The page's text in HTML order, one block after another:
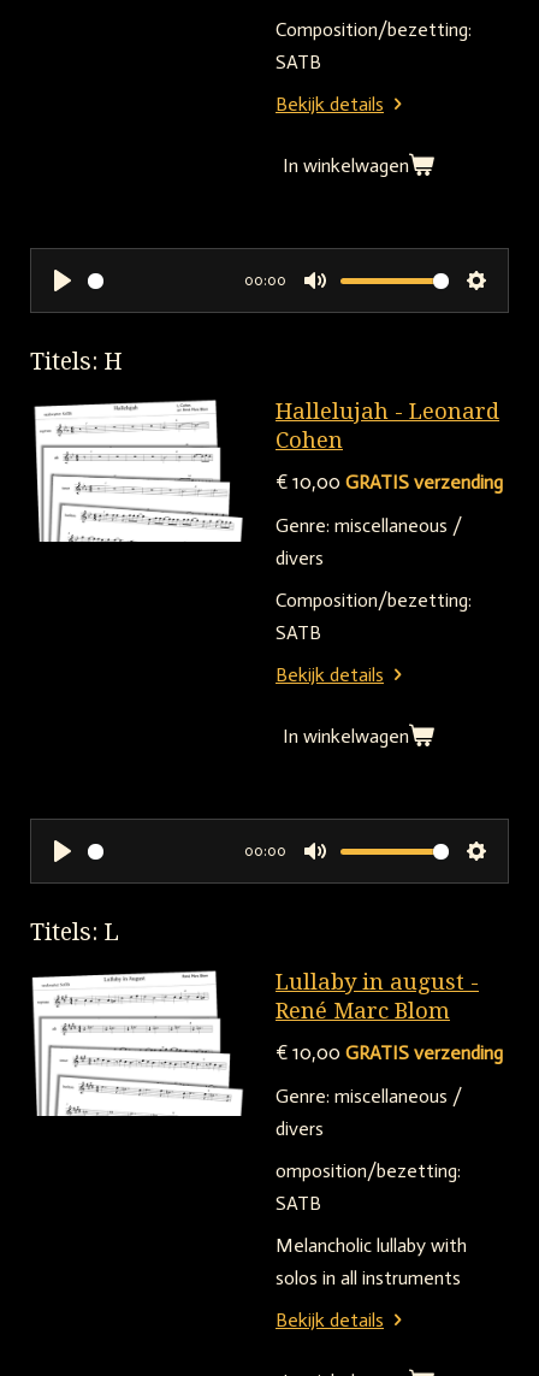
Composition/bezetting:
SATB
Bekijk details
In winkelwagen
P
a
y
00:00
M
e
S
t
n
Titels: H
Hallelujah - Leonard
Cohen
€ 10,00 GRATIS verzending
Genre: miscellaneous /
divers
Composition/bezetting:
SATB
Bekijk details
In winkelwagen
P
a
y
00:00
M
e
S
n
Titels: L
Lullaby in august -
René Marc Blom
€ 10,00 GRATIS verzending
Genre: miscellaneous /
divers
omposition/bezetting:
SATB
Melancholic lullaby with
solos in all instruments
Bekijk details